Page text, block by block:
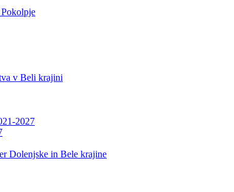
v Beli krajini
2027
Dolenjske in Bele krajine